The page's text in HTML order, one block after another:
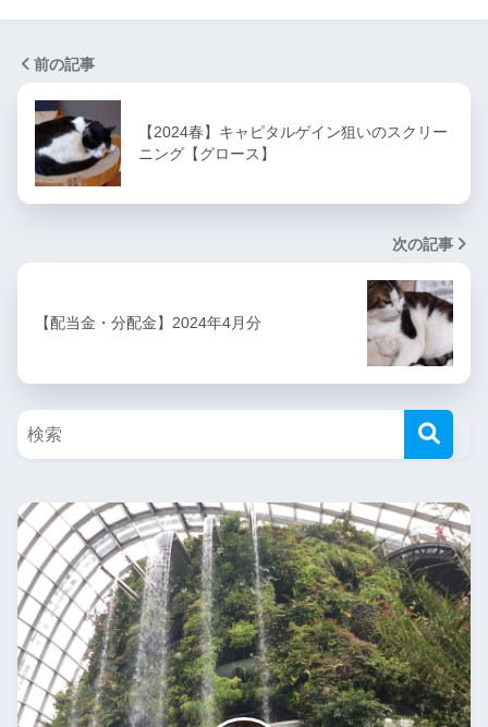
前の記事
【2024春】キャピタルゲイン狙いのスクリー
ニング【グロース】
次の記事
【配当金・分配金】2024年4月分